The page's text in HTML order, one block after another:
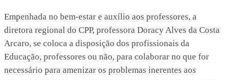
Empenhada no bem-estar e auxílio aos professores, a
diretora regional do CPP, professora Doracy Alves da Costa
Arcaro, se coloca a disposição dos profissionais da
Educação, professores ou não, para colaborar no que for
necessário para amenizar os problemas inerentes aos